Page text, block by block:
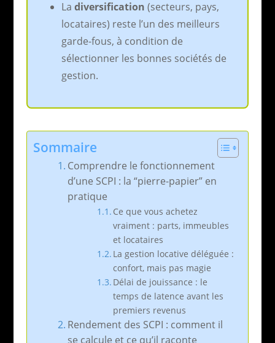
La diversification (secteurs, pays,
locataires) reste l’un des meilleurs
garde-fous, à condition de
sélectionner les bonnes sociétés de
gestion.
Sommaire
Comprendre le fonctionnement
d’une SCPI : la “pierre-papier” en
pratique
Ce que vous achetez
vraiment : parts, immeubles
et locataires
La gestion locative déléguée :
confort, mais pas magie
Délai de jouissance : le
temps de latence avant les
premiers revenus
Rendement des SCPI : comment il
se calcule et ce qu’il raconte